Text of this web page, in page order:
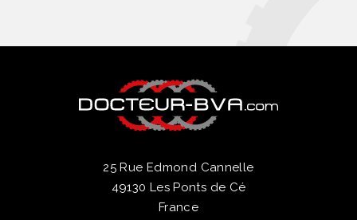
25 Rue Edmond Cannelle
49130 Les Ponts de Cé
France